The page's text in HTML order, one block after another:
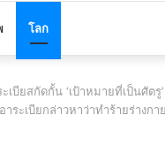
โลก
เบียสกัดกั้น ‘เป้าหมายที่เป็นศัต
ระเบียกล่าวหาว่าทำร้ายร่าง